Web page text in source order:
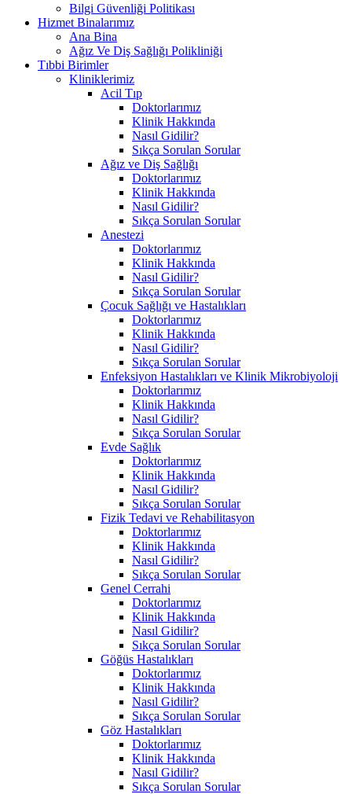
Bilgi Güvenliği Politikası
Hizmet Binalarımız
Ana Bina
Ağız Ve Diş Sağlığı Polikliniği
Tıbbi Birimler
Kliniklerimiz
Acil Tıp
Doktorlarımız
Klinik Hakkında
Nasıl Gidilir?
Sıkça Sorulan Sorular
Ağız ve Diş Sağlığı
Doktorlarımız
Klinik Hakkında
Nasıl Gidilir?
Sıkça Sorulan Sorular
Anestezi
Doktorlarımız
Klinik Hakkında
Nasıl Gidilir?
Sıkça Sorulan Sorular
Çocuk Sağlığı ve Hastalıkları
Doktorlarımız
Klinik Hakkında
Nasıl Gidilir?
Sıkça Sorulan Sorular
Enfeksiyon Hastalıkları ve Klinik Mikrobiyoloji
Doktorlarımız
Klinik Hakkında
Nasıl Gidilir?
Sıkça Sorulan Sorular
Evde Sağlık
Doktorlarımız
Klinik Hakkında
Nasıl Gidilir?
Sıkça Sorulan Sorular
Fizik Tedavi ve Rehabilitasyon
Doktorlarımız
Klinik Hakkında
Nasıl Gidilir?
Sıkça Sorulan Sorular
Genel Cerrahi
Doktorlarımız
Klinik Hakkında
Nasıl Gidilir?
Sıkça Sorulan Sorular
Göğüs Hastalıkları
Doktorlarımız
Klinik Hakkında
Nasıl Gidilir?
Sıkça Sorulan Sorular
Göz Hastalıkları
Doktorlarımız
Klinik Hakkında
Nasıl Gidilir?
Sıkça Sorulan Sorular